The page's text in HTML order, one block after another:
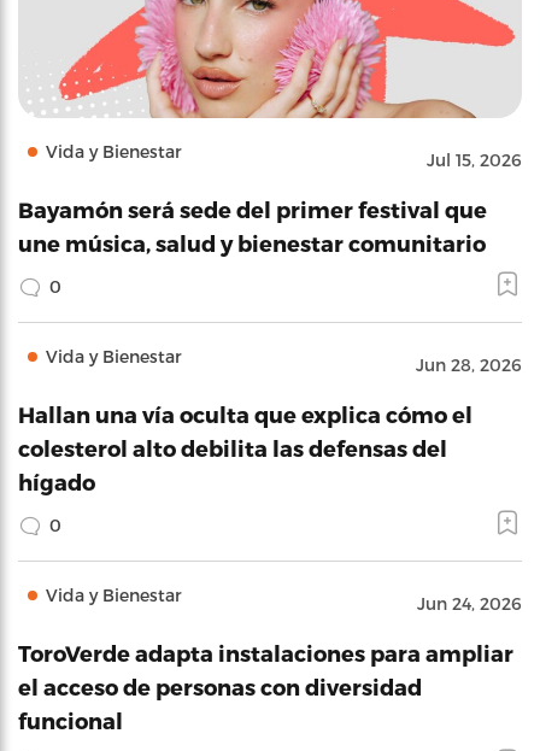
Vida y Bienestar Jul 15, 2026
Bayamón será sede del primer festival que
une música, salud y bienestar comunitario
0
Vida y Bienestar Jun 28, 2026
Hallan una vía oculta que explica cómo el
colesterol alto debilita las defensas del
hígado
0
Vida y Bienestar Jun 24, 2026
ToroVerde adapta instalaciones para ampliar
el acceso de personas con diversidad
funcional